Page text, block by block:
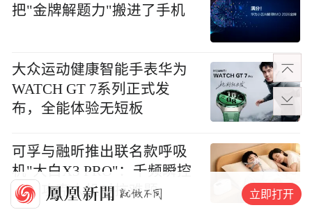
把"金牌解题力"搬进了手机
大众运动健康智能手表华为
WATCH GT 7系列正式发
布，全能体验无短板
可孚与融昕推出联名款呼吸
机"大白X3 PRO"：千频瞬控
算法攻克人机对抗难题
立即打开